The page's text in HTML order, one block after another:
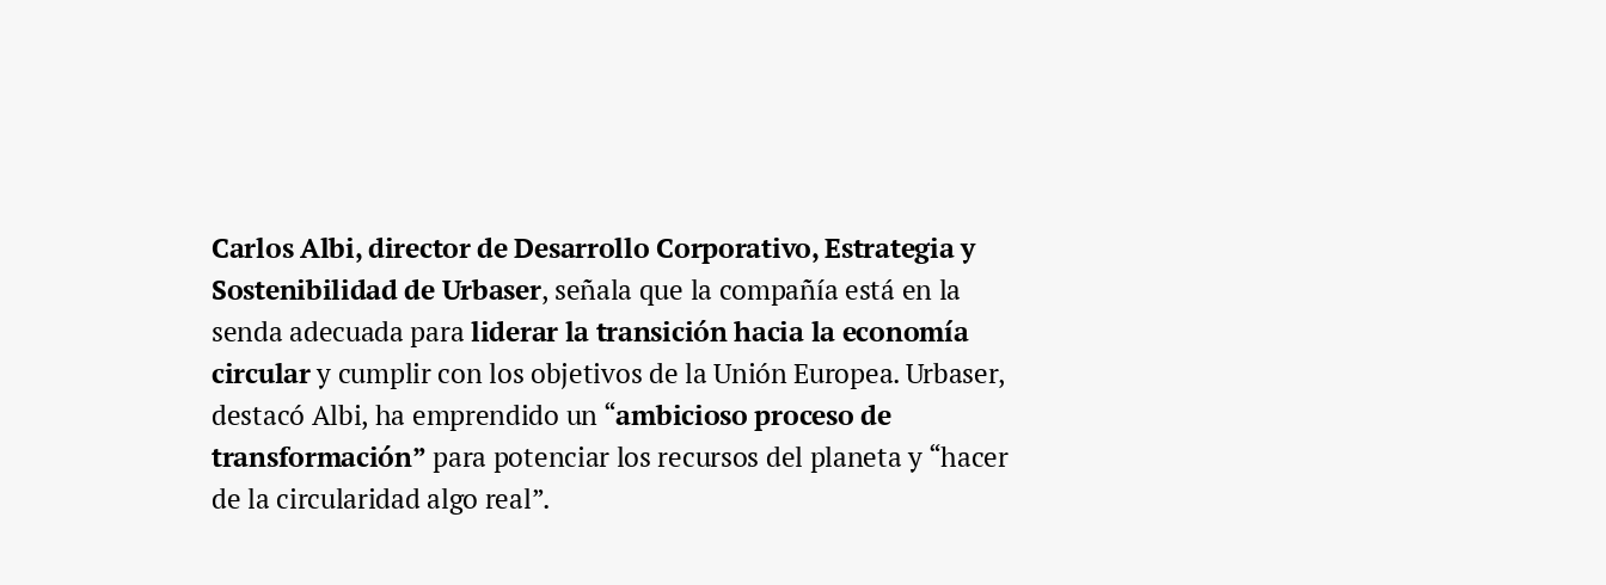
Carlos Albi, director de Desarrollo Corporativo, Estrategia y
Sostenibilidad de Urbaser, señala que la compañía está en la
senda adecuada paraliderar la transición hacia la economía
circulary cumplir con los objetivos de la Unión Europea. Urbaser,
destacó Albi, ha emprendido un “ambicioso proceso de
transformación”para potenciar los recursos del planeta y “hacer
de la circularidad algo real”.